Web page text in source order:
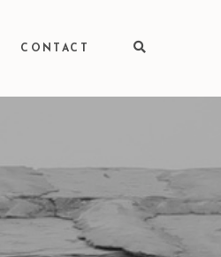
CONTACT